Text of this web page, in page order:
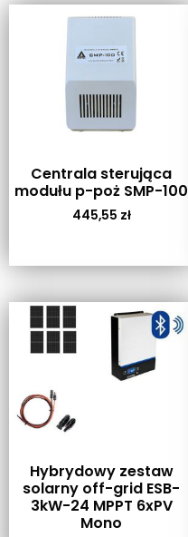
Centrala sterująca
modułu p-poż SMP-100
445,55 zł
Hybrydowy zestaw
solarny off-grid ESB-
3kW-24 MPPT 6xPV
Mono